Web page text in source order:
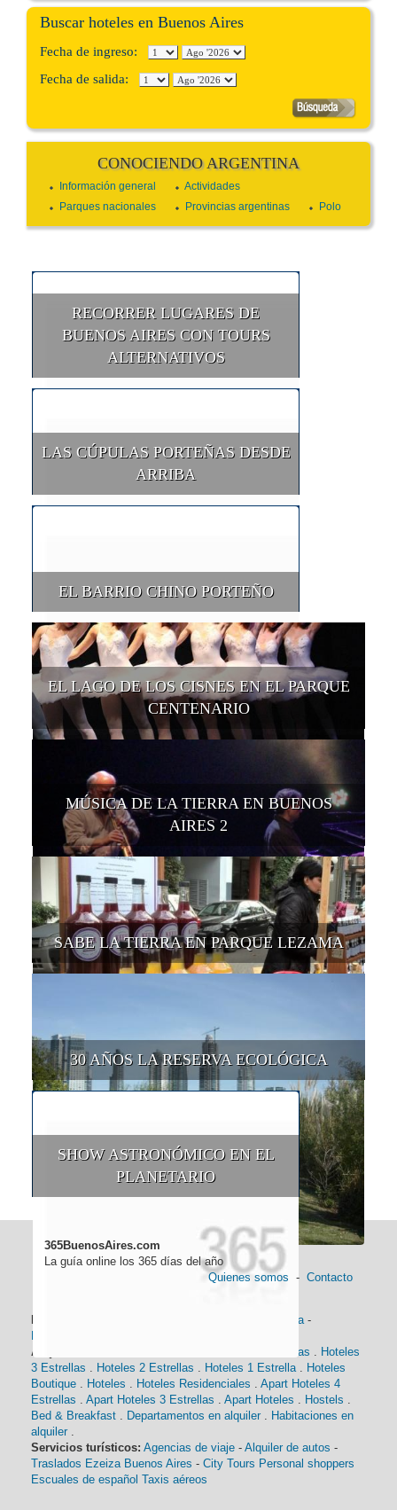
Buscar hoteles en Buenos Aires
Fecha de ingreso:
Fecha de salida:
CONOCIENDO ARGENTINA
Información general
Actividades
Parques nacionales
Provincias argentinas Polo
RECORRER LUGARES DE
BUENOS AIRES CON TOURS
ALTERNATIVOS
LAS CÚPULAS PORTEÑAS DESDE
ARRIBA
EL BARRIO CHINO PORTEÑO
EL LAGO DE LOS CISNES EN EL PARQUE
CENTENARIO
MÚSICA DE LA TIERRA EN BUENOS
AIRES 2
SABE LA TIERRA EN PARQUE LEZAMA
30 AÑOS LA RESERVA ECOLÓGICA
SHOW ASTRONÓMICO EN EL
PLANETARIO
365BuenosAires.com
La guía online los 365 días del año
Quienes somos - Contacto
Historia-
Alojamiento:
Hoteles 4 Estrellas . Hoteles
3 Estrellas . Hoteles 2 Estrellas . Hoteles 1 Estrella. Hoteles
Boutique . Hoteles . Hoteles Residenciales . Apart Hoteles 4
Estrellas . Apart Hoteles 3 Estrellas . Apart Hoteles . Hostels .
Bed & Breakfast . Departamentos en alquiler . Habitaciones en
alquiler .
Servicios turísticos: Agencias de viaje - Alquiler de autos -
Traslados Ezeiza Buenos Aires - City Tours Personal shoppers
Escuales de español Taxis aéreos